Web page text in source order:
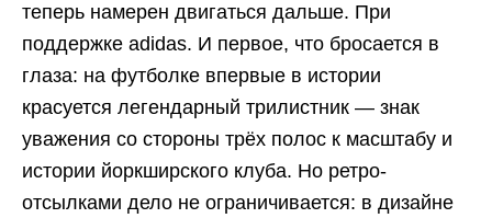
теперь намерен двигаться дальше. При
поддержке adidas. И первое, что бросается в
глаза: на футболке впервые в истории
красуется легендарный трилистник — знак
уважения со стороны трёх полос к масштабу и
истории йоркширского клуба. Но ретро-
отсылками дело не ограничивается: в дизайне